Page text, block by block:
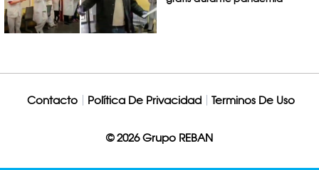
Contacto Política De Privacidad Terminos De Uso
© 2026 Grupo REBAN